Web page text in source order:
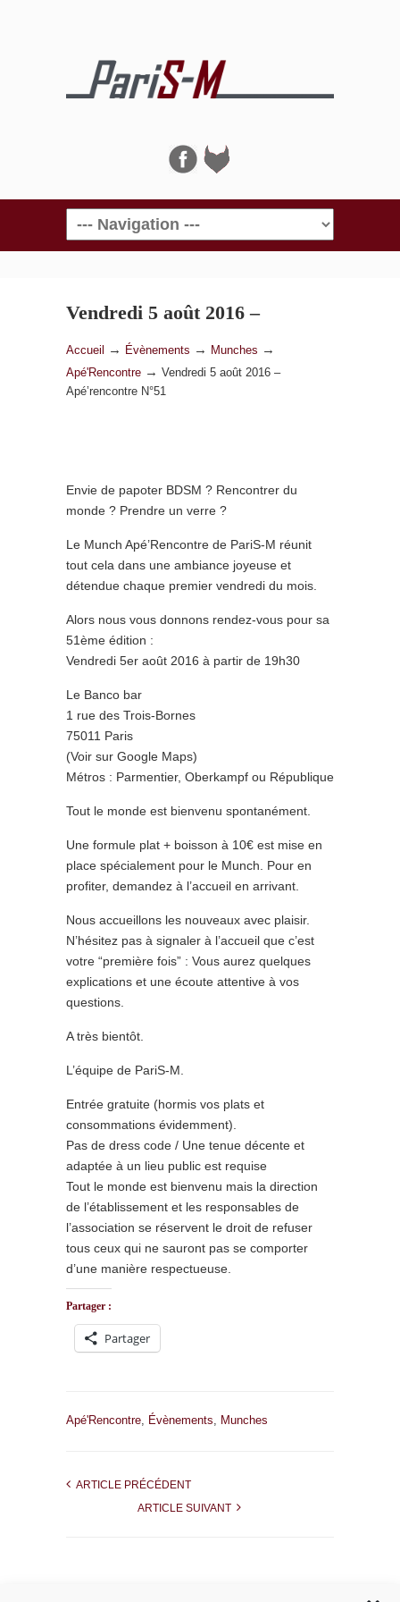
Navigation
Vendredi 5 août 2016 –
Apé’rencontre N°51
Accueil → Évènements → Munches →
Apé'Rencontre → Vendredi 5 août 2016 –
Apé’rencontre N°51
Envie de papoter BDSM ? Rencontrer du
monde ? Prendre un verre ?
Le Munch Apé’Rencontre de PariS-M réunit
tout cela dans une ambiance joyeuse et
détendue chaque premier vendredi du mois.
Alors nous vous donnons rendez-vous pour sa
51ème édition :
Vendredi 5er août 2016 à partir de 19h30
Le Banco bar
1 rue des Trois-Bornes
75011 Paris
(Voir sur Google Maps)
Métros : Parmentier, Oberkampf ou République
Tout le monde est bienvenu spontanément.
Une formule plat + boisson à 10€ est mise en
place spécialement pour le Munch. Pour en
profiter, demandez à l’accueil en arrivant.
Nous accueillons les nouveaux avec plaisir.
N’hésitez pas à signaler à l’accueil que c’est
votre “première fois” : Vous aurez quelques
explications et une écoute attentive à vos
questions.
A très bientôt.
L’équipe de PariS-M.
Entrée gratuite (hormis vos plats et
consommations évidemment).
Pas de dress code / Une tenue décente et
adaptée à un lieu public est requise
Tout le monde est bienvenu mais la direction
de l’établissement et les responsables de
l’association se réservent le droit de refuser
tous ceux qui ne sauront pas se comporter
d’une manière respectueuse.
Partager :
Partager
Apé'Rencontre, Évènements, Munches
ARTICLE PRÉCÉDENT
ARTICLE SUIVANT